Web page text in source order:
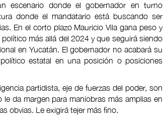
escenario donde el gobernador en turno
donde el mandatario está buscando ser
En el corto plazo Mauricio Vila gana peso y
más allá del 2024 y que seguirá siendo
en Yucatán. El gobernador no acabará su
estatal en una posición o posiciones
partidista, eje de fuerzas del poder, son
da margen para maniobras más amplias en
obvias. Le exigirá tejer más fino.